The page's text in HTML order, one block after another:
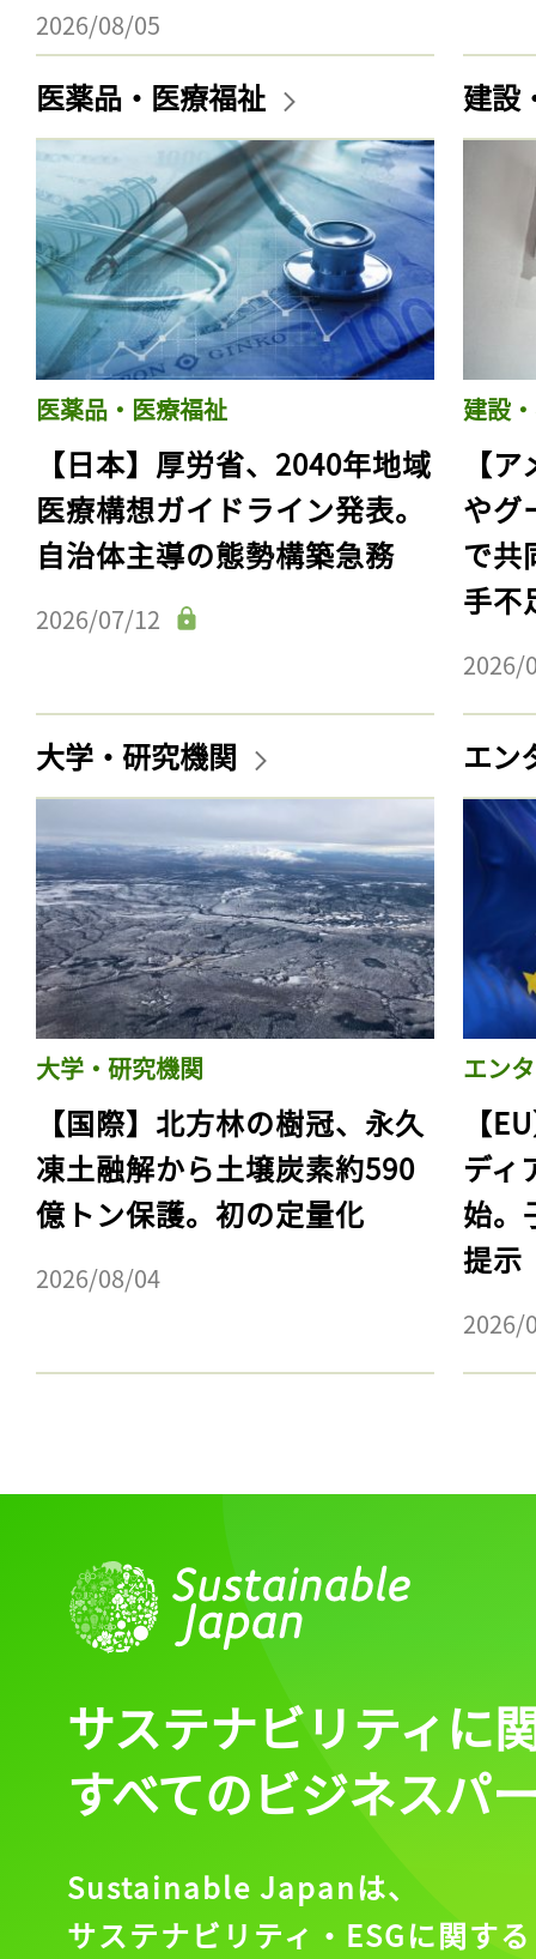
2026/08/05
医薬品・医療福祉
医薬品・医療福祉
【日本】厚労省、2040年地域
医療構想ガイドライン発表。
自治体主導の態勢構築急務
2026/07/12
建設
建設
【
やグ
で共
手不
2026/
大学・研究機関
大学・研究機関
【国際】北方林の樹冠、永久
凍土融解から土壌炭素約590
億トン保護。初の定量化
2026/08/04
エン
エン
【
ディ
始。
提示
2026/
ログインが必
会員登録
サステナビリティに
すべてのビジネスパ
Sustainable Japanは、
サステナビリティ・ESGに関する